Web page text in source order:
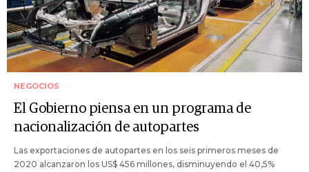
NEGOCIOS
El Gobierno piensa en un programa de
nacionalización de autopartes
Las exportaciones de autopartes en los seis primeros meses de
2020 alcanzaron los US$ 456 millones, disminuyendo el 40,5%